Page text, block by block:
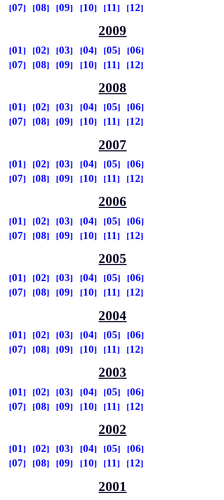
07
08 09 10 11 12
2009
01 02 03 04 05
06
07
08 09 10 11 12
2008
01 02 03 04 05
06
07
08 09 10 11 12
2007
01 02 03 04 05
06
07
08 09 10 11 12
2006
01 02 03 04 05
06
07
08 09 10 11 12
2005
01 02 03 04 05
06
07
08 09 10 11 12
2004
01 02 03 04 05
06
07
08 09 10 11 12
2003
01 02 03 04 05
06
07
08 09 10 11 12
2002
01 02 03 04 05
06
07
08 09 10 11 12
2001